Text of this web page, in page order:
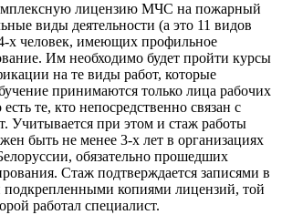
лицензию МЧС на пожарный
виды деятельности (а это 11 видов
х человек, имеющих профильное
Им необходимо будет пройти курсы
на те виды работ, которые
принимаются только лица рабочих
те, кто непосредственно связан с
Учитывается при этом и стаж работы
быть не менее 3-х лет в организациях
обязательно прошедших
Стаж подтверждается записями в
подкрепленными копиями лицензий, той
работал специалист.